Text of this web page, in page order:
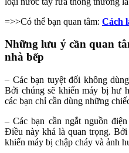
=>>Có thể bạn quan tâm: Cách
Những lưu ý cần quan
nhà bếp
– Các bạn tuyệt đối không
Bởi chúng sẽ khiến máy bị hư
các bạn chỉ cần dùng những
– Các bạn cần ngắt nguồn
Điều này khá là quan trọng.
khiến máy bị chập cháy và ảnh